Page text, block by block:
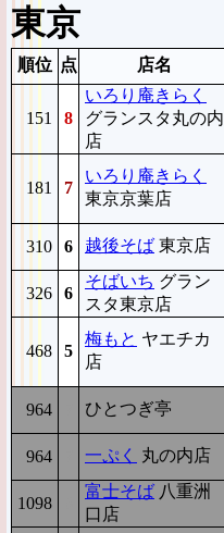
東京
順位 点 店名
151 8
いろり庵きらく
グランスタ丸の内
店
181 7
いろり庵きらく
東京京葉店
310 6 越後そば 東京店
326
6
そばいち グラン
スタ東京店
468 5
梅もと ヤエチカ
店
964 ひとつぎ亭
964
一ぷく 丸の内店
1098
富士そば 八重洲
口店